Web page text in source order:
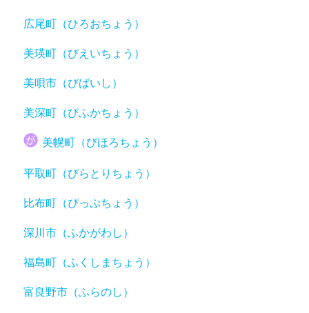
広尾町（ひろおちょう）
美瑛町（びえいちょう）
美唄市（びばいし）
美深町（びふかちょう）
美幌町（びほろちょう）
平取町（びらとりちょう）
比布町（ぴっぷちょう）
深川市（ふかがわし）
福島町（ふくしまちょう）
富良野市（ふらのし）